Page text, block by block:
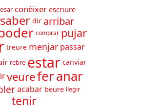
conèixer escriure
saber dir arribar
comprar pujar
treure menjar passar
rebre estar canviar
veureferanar
acabar beure llegir
tenir